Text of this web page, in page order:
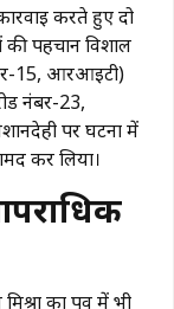
करते हुए दो
की पहचान विशाल
15, आरआईटी)
नंबर-23,
पर घटना में
कर लिया।
का पूर्व में भी